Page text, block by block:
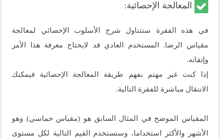
المعالجة الإحصائية:
في هذه الفقرة ستتناول شرح الأسلوب الإحصائي لمعالجة
مقياس الرضا. المستخدم العادي قد لايحتاج معرفة هذا الأمر
وإتقانه.
إذا كنت غير مهتم بفهم طريقة المعالجة الإحصائية فيمكنك
الانتقال مباشرة للفقرة التالية.
المقياس الموضح في المثال السابق هو (مقياس خماسي) وهو
الأشهر والأكثر استخداما، وسنستخدم القيم التالية لكل مستوى